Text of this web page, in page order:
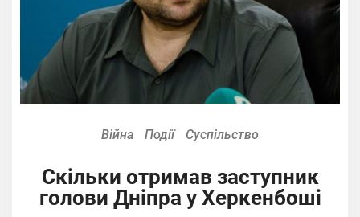
Війна Події Суспільство
Скільки отримав заступник
голови Дніпра у Херкенбоші